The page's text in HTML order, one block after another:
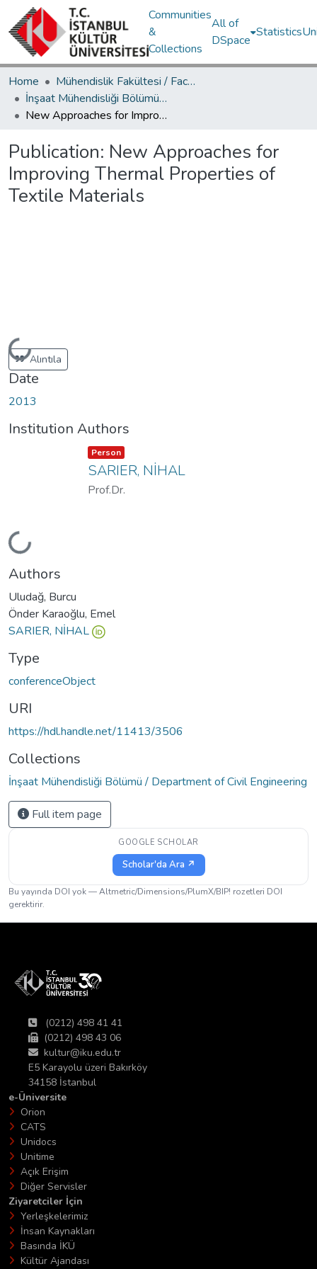
Communities
&
Collections
All of
DSpace
Statistics
Home
Mühendislik Fakültesi / Faculty of Engineering
İnşaat Mühendisliği Bölümü / Department of Civil Engineering
New Approaches for Improving Thermal Properties of Textile Materials
Publication: New Approaches for
Improving Thermal Properties of
Textile Materials
Loading...
Alıntıla
Date
2013
Institution Authors
Loading...
Item type:
Person ,
SARIER, NİHAL
Prof.Dr.
Authors
Uludağ, Burcu
Önder Karaoğlu, Emel
SARIER, NİHAL
Type
conferenceObject
URI
https://hdl.handle.net/11413/3506
Collections
İnşaat Mühendisliği Bölümü / Department of Civil Engineering
Full item page
GOOGLE SCHOLAR
Scholar'da Ara ↗
Bu yayında DOI yok — Altmetric/Dimensions/PlumX/BIP! rozetleri DOI
gerektirir.
(0212) 498 41 41
(0212) 498 43 06
kultur@iku.edu.tr
E5 Karayolu üzeri Bakırköy
34158 İstanbul
e-Üniversite
Orion
CATS
Unidocs
Unitime
Açık Erişim
Diğer Servisler
Ziyaretciler İçin
Yerleşkelerimiz
İnsan Kaynakları
Basında İKÜ
Kültür Ajandası